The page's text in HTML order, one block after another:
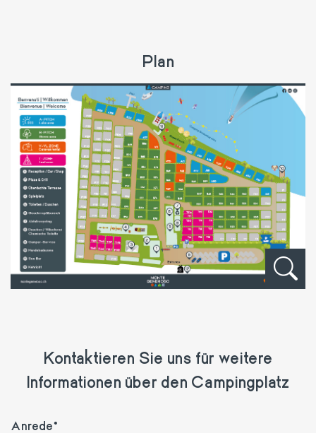
Plan
Kontaktieren Sie uns für weitere
Informationen über den Campingplatz
Anrede